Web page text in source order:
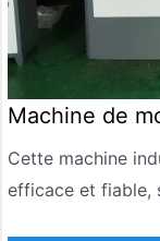
Machine de
gallons
Cette machine
efficace et fiable,